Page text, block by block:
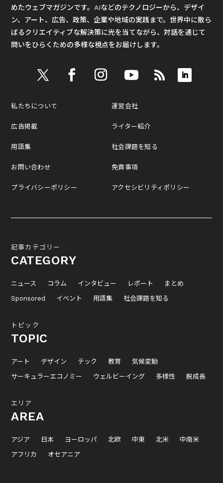
めたウェブマガジンです。AIなどのテクノロジーから、デザイ
ン、アート、広告、政策、企業や地域の実践まで。世界中に散ら
ばるクリエイティブな解決策に光を当てながら、対話を通じて
問いをひらくための多様な視点をお届けします。
私たちについて
広告掲載
用語集
お問い合わせ
プライバシーポリシー
運営会社
ライター紹介
社会課題を知る
免責事項
アクセシビリティポリシー
記事カテゴリー
CATEGORY
ニュース コラム インタビュー レポート
まとめ
Sponsored
イベント 用語集 社会課題を知る
トピック
TOPIC
アート デザイン テック 教育
気候変動
サーキュラーエコノミー
ウェルビーイング 多様性 脱成長
エリア
AREA
アジア 日本 ヨーロッパ 北欧 中東 北米
中南米
アフリカ
オセアニア